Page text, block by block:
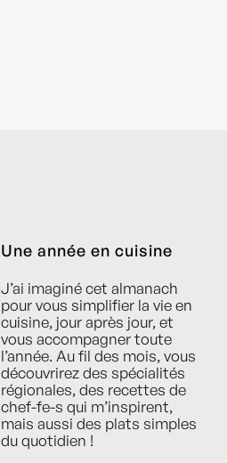
Une année en cuisine
J’ai imaginé cet almanach
pour vous simplifier la vie en
cuisine, jour après jour, et
vous accompagner toute
l’année. Au fil des mois, vous
découvrirez des spécialités
régionales, des recettes de
chef-fe-s qui m’inspirent,
mais aussi des plats simples
du quotidien !